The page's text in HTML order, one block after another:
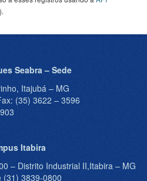
).
Seabra – Sede
Itajubá – MG
(35) 3622 – 3596
Itabira
– Distrito Industrial II,Itabira – MG
(31) 3839-0800